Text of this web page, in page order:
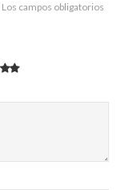
Los campos obligatorios